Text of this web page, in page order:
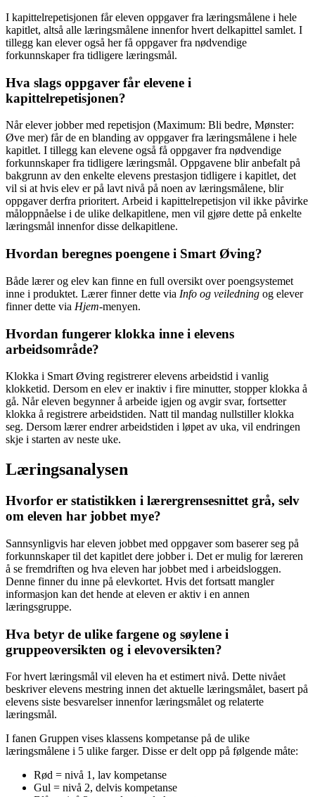
I kapittelrepetisjonen får eleven oppgaver fra læringsmålene i hele
kapitlet, altså alle læringsmålene innenfor hvert delkapittel samlet. I
tillegg kan elever også her få oppgaver fra nødvendige
forkunnskaper fra tidligere læringsmål.
Hva slags oppgaver får elevene i
kapittelrepetisjonen?
Når elever jobber med repetisjon (Maximum: Bli bedre, Mønster:
Øve mer) får de en blanding av oppgaver fra læringsmålene i hele
kapitlet. I tillegg kan elevene også få oppgaver fra nødvendige
forkunnskaper fra tidligere læringsmål. Oppgavene blir anbefalt på
bakgrunn av den enkelte elevens prestasjon tidligere i kapitlet, det
vil si at hvis elev er på lavt nivå på noen av læringsmålene, blir
oppgaver derfra prioritert. Arbeid i kapittelrepetisjon vil ikke påvirke
måloppnåelse i de ulike delkapitlene, men vil gjøre dette på enkelte
læringsmål innenfor disse delkapitlene.
Hvordan beregnes poengene i Smart Øving?
Både lærer og elev kan finne en full oversikt over poengsystemet
inne i produktet. Lærer finner dette via Info og veiledning og elever
finner dette via Hjem-menyen.
Hvordan fungerer klokka inne i elevens
arbeidsområde?
Klokka i Smart Øving registrerer elevens arbeidstid i vanlig
klokketid. Dersom en elev er inaktiv i fire minutter, stopper klokka å
gå. Når eleven begynner å arbeide igjen og avgir svar, fortsetter
klokka å registrere arbeidstiden. Natt til mandag nullstiller klokka
seg. Dersom lærer endrer arbeidstiden i løpet av uka, vil endringen
skje i starten av neste uke.
Læringsanalysen
Hvorfor er statistikken i lærergrensesnittet grå, selv
om eleven har jobbet mye?
Sannsynligvis har eleven jobbet med oppgaver som baserer seg på
forkunnskaper til det kapitlet dere jobber i. Det er mulig for læreren
å se fremdriften og hva eleven har jobbet med i arbeidsloggen.
Denne finner du inne på elevkortet. Hvis det fortsatt mangler
informasjon kan det hende at eleven er aktiv i en annen
læringsgruppe.
Hva betyr de ulike fargene og søylene i
gruppeoversikten og i elevoversikten?
For hvert læringsmål vil eleven ha et estimert nivå. Dette nivået
beskriver elevens mestring innen det aktuelle læringsmålet, basert på
elevens siste besvarelser innenfor læringsmålet og relaterte
læringsmål.
I fanen Gruppen vises klassens kompetanse på de ulike
læringsmålene i 5 ulike farger. Disse er delt opp på følgende måte:
Rød = nivå 1, lav kompetanse
Gul = nivå 2, delvis kompetanse